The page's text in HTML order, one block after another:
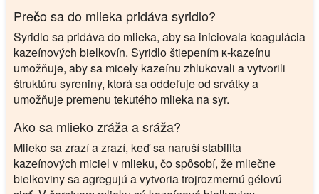
Prečo sa do mlieka pridáva syridlo?
Syridlo sa pridáva do mlieka, aby sa iniciovala koagulácia
kazeínových bielkovín. Syridlo štiepením κ-kazeínu
umožňuje, aby sa micely kazeínu zhlukovali a vytvorili
štruktúru syreniny, ktorá sa oddeľuje od srvátky a
umožňuje premenu tekutého mlieka na syr.
Ako sa mlieko zráža a sráža?
Mlieko sa zrazí a zrazí, keď sa naruší stabilita
kazeínových miciel v mlieku, čo spôsobí, že mliečne
bielkoviny sa agregujú a vytvoria trojrozmernú gélovú